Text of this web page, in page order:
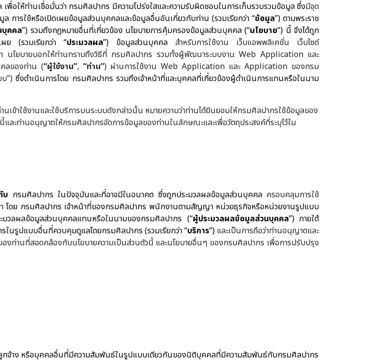
พื่อให้ท่านเชื่อมั่นว่า กรมศิลปากร มีความโปร่งใสและความรับผิดชอบในการเก็บรวบรวมข้อมูล ซึ่งมีจุด
ล การใช้หรือเปิดเผยข้อมูลส่วนบุคคลและข้อมูลอื่นอันเกี่ยวกับท่าน (รวมเรียกว่า “ข้อมูล”) ตามพระราช
บุคคล”) รวมถึงกฎหมายอื่นที่เกี่ยวข้อง นโยบายการคุ้มครองข้อมูลส่วนบุคคล (“นโยบาย”) นี้ จึงได้ถูก
ผย (รวมเรียกว่า “ประมวลผล”) ข้อมูลส่วนบุคคล สำหรับการใช้งาน เว็บแอพพลิเคชั่น เว็บไซต์
นโยบายบอกให้ท่านทราบถึงวิธีที่ กรมศิลปากร รวมทั้งผู้พัฒนาระบบงาน Web Applicationและ
ลของท่าน (“ผู้ใช้งาน”, “ท่าน”) ผ่านการใช้งานWeb Application และApplication ของกรม
บ”)ซึ่งดำเนินการโดย กรมศิลปากร รวมถึงเจ้าหน้าที่และบุคคลที่เกี่ยวข้องผู้ดำเนินการแทนหรือในนาม
ข้าใช้งานและใช้บริการบนระบบดังกล่าวนั้น หมายความว่าท่านได้ยินยอมให้กรมศิลปากรใช้ข้อมูลของ
ละท่านอนุญาตให้กรมศิลปากรจัดการข้อมูลของท่านในลักษณะและเพื่อวัตถุประสงค์ที่ระบุไว้ใน
บ กรมศิลปากร ในปัจจุบันและที่อาจมีในอนาคต ซึ่งถูกประมวลผลข้อมูลส่วนบุคคล ครอบคลุมการใช้
โดย กรมศิลปากร เจ้าหน้าที่ของกรมศิลปากร พนักงานตามสัญญา หน่วยธุรกิจหรือหน่วยงานรูปแบบ
วลผลข้อมูลส่วนบุคคลแทนหรือในนามของกรมศิลปากร (“ผู้ประมวลผลข้อมูลส่วนบุคคล”) ภายใต้
ในรูปแบบอื่นที่ควบคุมดูแลโดยกรมศิลปากร (รวมเรียกว่า “บริการ”) และเป็นการถือว่าท่านอนุญาตและ
ท่านที่สอดคล้องกับนโยบายความเป็นส่วนตัวนี้ และนโยบายอื่นๆ ของกรมศิลปากร เพื่อการปรับปรุง
กจ้าง หรือบุคคลอื่นที่มีความสัมพันธ์ในรูปแบบเดียวกันของนิติบุคคลที่มีความสัมพันธ์กับกรมศิลปากร